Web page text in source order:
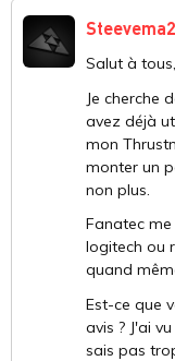
Salut à tous,
Je cherche
avez déjà
mon
monter un
non plus.
Fanatec
logitech ou
quand
Est-ce que
avis ? J'ai
sais pas